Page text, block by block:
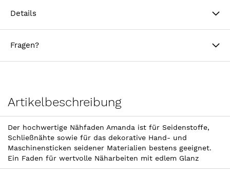
Details
Fragen?
Artikelbeschreibung
Der hochwertige Nähfaden Amanda ist für Seidenstoffe,
Schließnähte sowie für das dekorative Hand- und
Maschinensticken seidener Materialien bestens geeignet.
Ein Faden für wertvolle Näharbeiten mit edlem Glanz